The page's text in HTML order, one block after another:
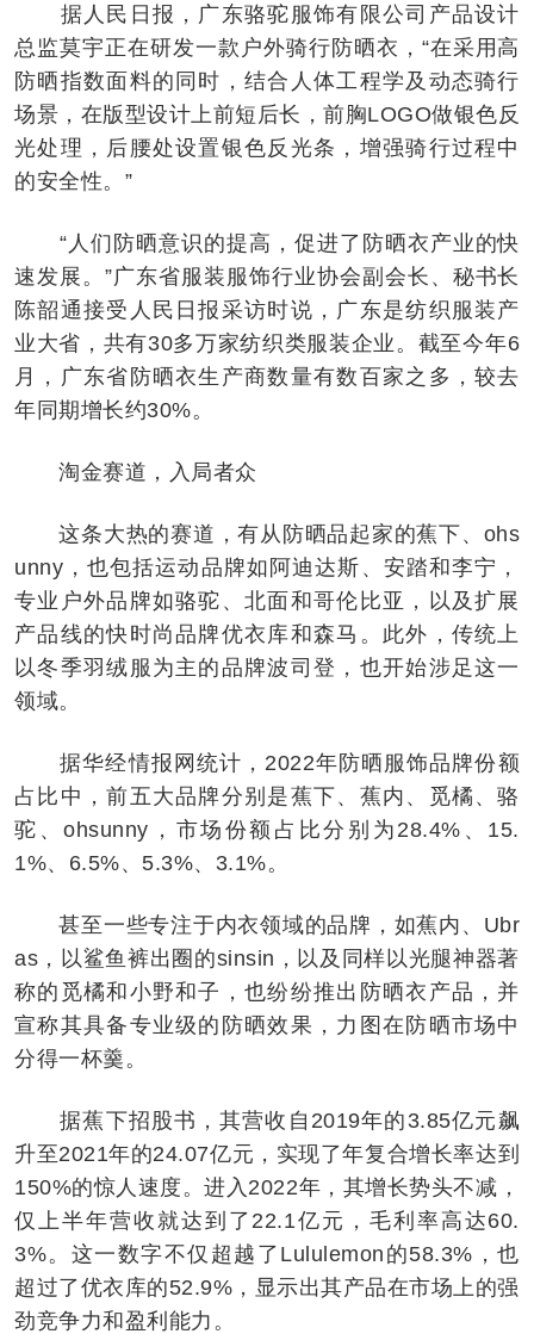
据人民日报，广东骆驼服饰有限公司产品设计
总监莫宇正在研发一款户外骑行防晒衣，“在采用高
防晒指数面料的同时，结合人体工程学及动态骑行
场景，在版型设计上前短后长，前胸LOGO做银色反
光处理，后腰处设置银色反光条，增强骑行过程中
的安全性。”
“人们防晒意识的提高，促进了防晒衣产业的快
速发展。”广东省服装服饰行业协会副会长、秘书长
陈韶通接受人民日报采访时说，广东是纺织服装产
业大省，共有30多万家纺织类服装企业。截至今年6
月，广东省防晒衣生产商数量有数百家之多，较去
年同期增长约30%。
淘金赛道，入局者众
这条大热的赛道，有从防晒品起家的蕉下、ohs
unny，也包括运动品牌如阿迪达斯、安踏和李宁，
专业户外品牌如骆驼、北面和哥伦比亚，以及扩展
产品线的快时尚品牌优衣库和森马。此外，传统上
以冬季羽绒服为主的品牌波司登，也开始涉足这一
领域。
据华经情报网统计，2022年防晒服饰品牌份额
占比中，前五大品牌分别是蕉下、蕉内、觅橘、骆
驼、ohsunny，市场份额占比分别为28.4%、15.
1%、6.5%、5.3%、3.1%。
甚至一些专注于内衣领域的品牌，如蕉内、Ubr
as，以鲨鱼裤出圈的sinsin，以及同样以光腿神器著
称的觅橘和小野和子，也纷纷推出防晒衣产品，并
宣称其具备专业级的防晒效果，力图在防晒市场中
分得一杯羹。
据蕉下招股书，其营收自2019年的3.85亿元飙
升至2021年的24.07亿元，实现了年复合增长率达到
150%的惊人速度。进入2022年，其增长势头不减，
仅上半年营收就达到了22.1亿元，毛利率高达60.
3%。这一数字不仅超越了Lululemon的58.3%，也
超过了优衣库的52.9%，显示出其产品在市场上的强
劲竞争力和盈利能力。